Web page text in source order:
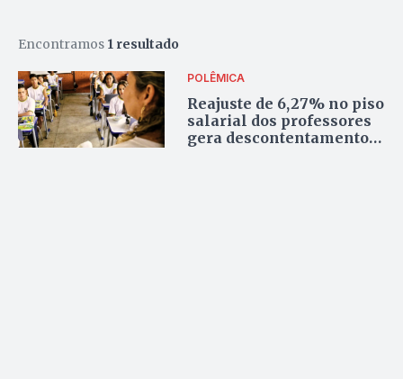
Encontramos 1 resultado
POLÊMICA
Reajuste de 6,27% no piso
salarial dos professores
gera descontentamento